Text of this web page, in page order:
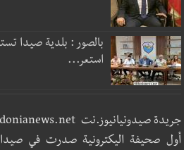
بالصور : بلدية صيدا
استعر...
جريدة صيدونيانيوز.نت www.sidonianews.net